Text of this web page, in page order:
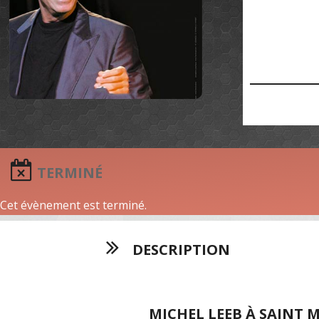
TERMINÉ
Cet évènement est terminé.
DESCRIPTION
MICHEL LEEB À SAINT